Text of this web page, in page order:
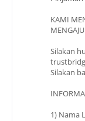
KAMI
Silakan
Silakan
1) Nama